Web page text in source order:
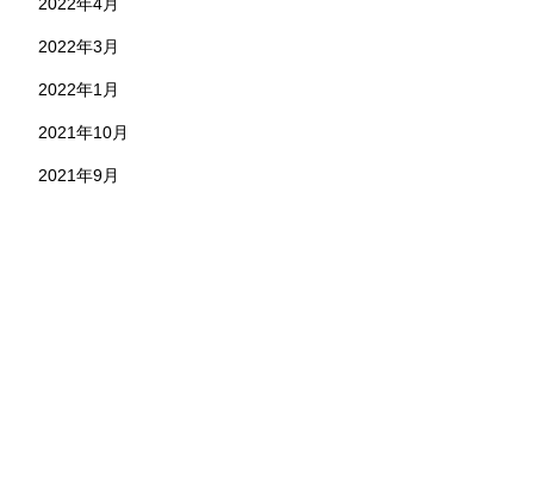
2022年4月
2022年3月
2022年1月
2021年10月
2021年9月